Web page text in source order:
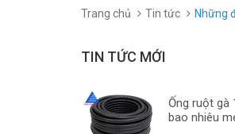
Trang chủ Tin tức Những
TIN TỨC MỚI
Ống ruột gà
bao nhiêu